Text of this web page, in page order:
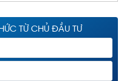
TỪ CHỦ ĐẦU TƯ